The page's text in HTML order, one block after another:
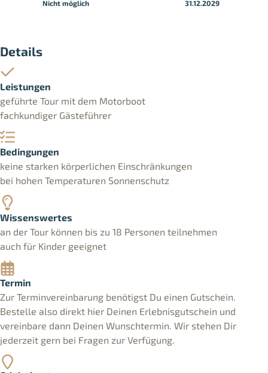
Nicht möglich 31.12.2029
Details
Leistungen
geführte Tour mit dem Motorboot
fachkundiger Gästeführer
Bedingungen
keine starken körperlichen Einschränkungen
bei hohen Temperaturen Sonnenschutz
Wissenswertes
an der Tour können bis zu 18 Personen teilnehmen
auch für Kinder geeignet
Termin
Zur Terminvereinbarung benötigst Du einen Gutschein.
Bestelle also direkt hier Deinen Erlebnisgutschein und
vereinbare dann Deinen Wunschtermin. Wir stehen Dir
jederzeit gern bei Fragen zur Verfügung.